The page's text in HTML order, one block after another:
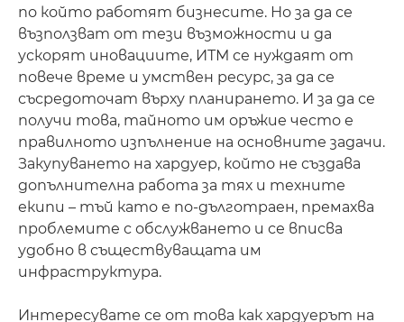
по който работят бизнесите. Но за да се
възползват от тези възможности и да
ускорят иновациите, ИТМ се нуждаят от
повече време и умствен ресурс, за да се
съсредоточат върху планирането. И за да се
получи това, тайното им оръжие често е
правилното изпълнение на основните задачи.
Закупуването на хардуер, който не създава
допълнителна работа за тях и техните
екипи – тъй като е по-дълготраен, премахва
проблемите с обслужването и се вписва
удобно в съществуващата им
инфраструктура.
Интересувате се от това как хардуерът на